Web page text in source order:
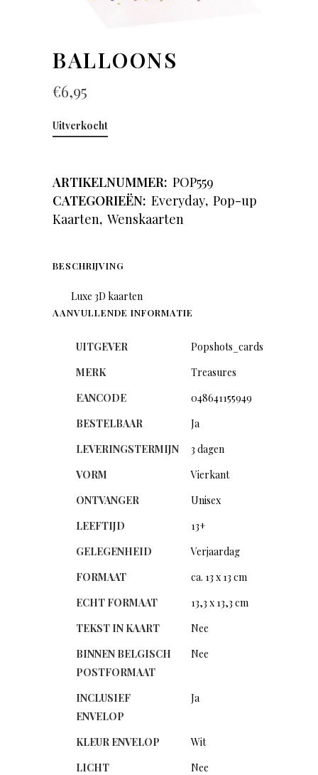
BALLOONS
€6,95
Uitverkocht
ARTIKELNUMMER: POP559
CATEGORIEËN: Everyday, Pop-up
Kaarten, Wenskaarten
BESCHRIJVING
Luxe 3D kaarten
AANVULLENDE INFORMATIE
UITGEVER
Popshots_cards
MERK
Treasures
EANCODE
048641155949
BESTELBAAR
Ja
LEVERINGSTERMIJN
3 dagen
VORM
Vierkant
ONTVANGER
Unisex
LEEFTIJD
13+
GELEGENHEID
Verjaardag
FORMAAT
ca. 13 x 13 cm
ECHT FORMAAT
13,3 x 13,3 cm
TEKST IN KAART
Nee
BINNEN BELGISCH
POSTFORMAAT
Nee
INCLUSIEF
ENVELOP
Ja
KLEUR ENVELOP
Wit
LICHT
Nee